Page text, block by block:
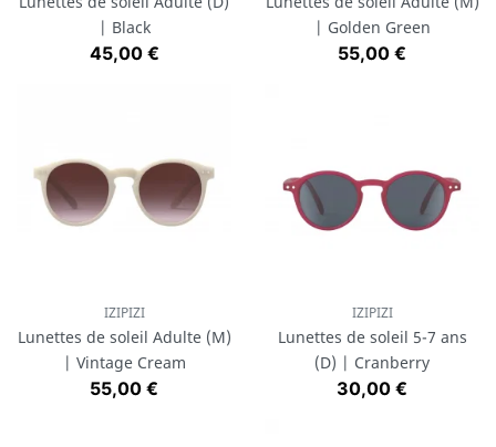
| Black
Prix
45,00 €
| Golden Green
Prix
55,00 €
IZIPIZI
Lunettes de soleil Adulte (M)
| Vintage Cream
Prix
55,00 €
IZIPIZI
Lunettes de soleil 5-7 ans
(D) | Cranberry
Prix
30,00 €